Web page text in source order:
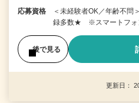
応募資格
＜未経験者OK／年齢不
録多数★ ※スマートフォ
後で見る
更新日：